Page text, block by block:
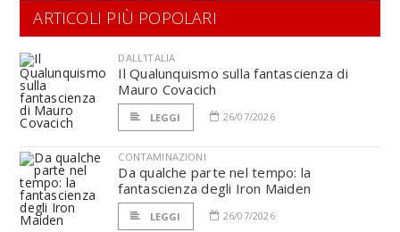
ARTICOLI PIÙ POPOLARI
DALL'ITALIA
Il Qualunquismo sulla fantascienza di
Mauro Covacich
LEGGI 26/07/2026
CONTAMINAZIONI
Da qualche parte nel tempo: la
fantascienza degli Iron Maiden
LEGGI 26/07/2026